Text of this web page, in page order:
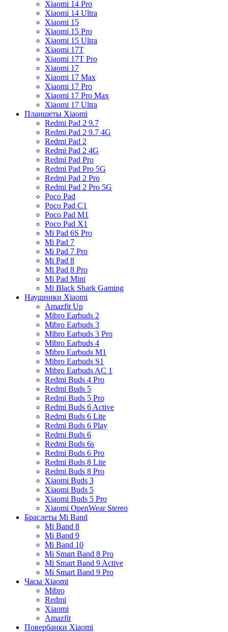
Xiaomi 14 Pro
Xiaomi 14 Ultra
Xiaomi 15
Xiaomi 15 Pro
Xiaomi 15 Ultra
Xiaomi 17T
Xiaomi 17T Pro
Xiaomi 17
Xiaomi 17 Max
Xiaomi 17 Pro
Xiaomi 17 Pro Max
Xiaomi 17 Ultra
Планшеты Xiaomi
Redmi Pad 2 9.7
Redmi Pad 2 9.7 4G
Redmi Pad 2
Redmi Pad 2 4G
Redmi Pad Pro
Redmi Pad Pro 5G
Redmi Pad 2 Pro
Redmi Pad 2 Pro 5G
Poco Pad
Poco Pad C1
Poco Pad M1
Poco Pad X1
Mi Pad 6S Pro
Mi Pad 7
Mi Pad 7 Pro
Mi Pad 8
Mi Pad 8 Pro
Mi Pad Mini
Mi Black Shark Gaming
Наушники Xiaomi
Amazfit Up
Mibro Earbuds 2
Mibro Earbuds 3
Mibro Earbuds 3 Pro
Mibro Earbuds 4
Mibro Earbuds M1
Mibro Earbuds S1
Mibro Earbuds AC 1
Redmi Buds 4 Pro
Redmi Buds 5
Redmi Buds 5 Pro
Redmi Buds 6 Active
Redmi Buds 6 Lite
Redmi Buds 6 Play
Redmi Buds 6
Redmi Buds 6s
Redmi Buds 6 Pro
Redmi Buds 8 Lite
Redmi Buds 8 Pro
Xiaomi Buds 3
Xiaomi Buds 5
Xiaomi Buds 5 Pro
Xiaomi OpenWear Stereo
Браслеты Mi Band
Mi Band 8
Mi Band 9
Mi Band 10
Mi Smart Band 8 Pro
Mi Smart Band 9 Active
Mi Smart Band 9 Pro
Часы Xiaomi
Mibro
Redmi
Xiaomi
Amazfit
Повербанки Xiaomi